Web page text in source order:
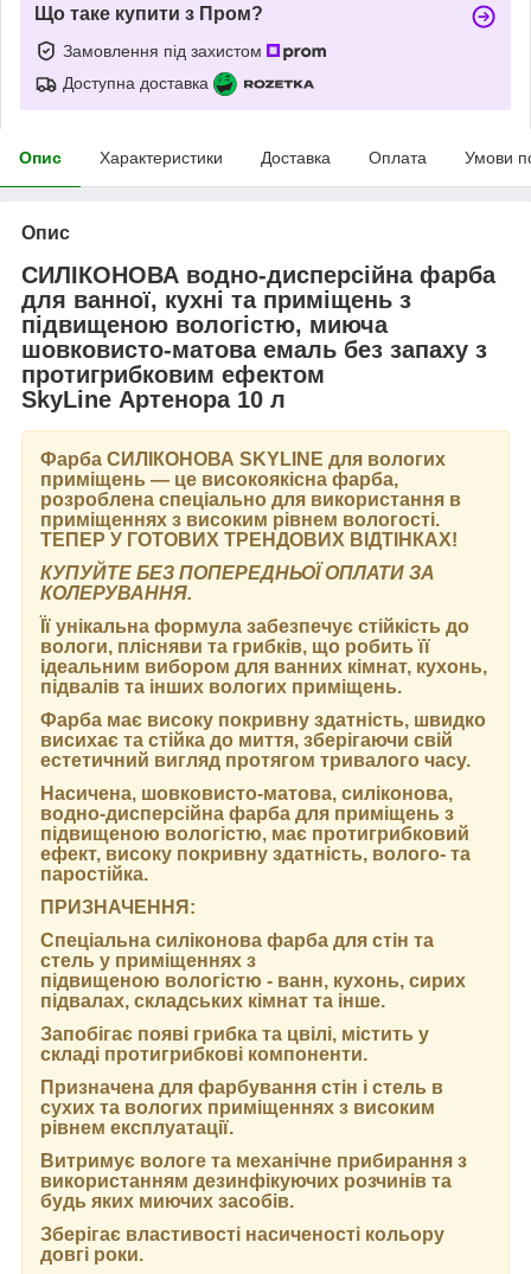
Що таке купити з Пром?
Замовлення під захистом
Доступна доставка
Опис Характеристики Доставка Оплата Умови
Опис
СИЛІКОНОВА водно-дисперсійна фарба
для ванної, кухні та приміщень з
підвищеною вологістю, миюча
шовковисто-матова емаль без запаху з
протигрибковим ефектом
SkyLine Артенора 10 л
Фарба СИЛІКОНОВА SKYLINE для вологих
приміщень — це високоякісна фарба,
розроблена спеціально для використання в
приміщеннях з високим рівнем вологості.
ТЕПЕР У ГОТОВИХ ТРЕНДОВИХ ВІДТІНКАХ!
КУПУЙТЕ БЕЗ ПОПЕРЕДНЬОЇ ОПЛАТИ ЗА
КОЛЕРУВАННЯ.
Її унікальна формула забезпечує стійкість до
вологи, плісняви та грибків, що робить її
ідеальним вибором для ванних кімнат, кухонь,
підвалів та інших вологих приміщень.
Фарба має високу покривну здатність, швидко
висихає та стійка до миття, зберігаючи свій
естетичний вигляд протягом тривалого часу.
Насичена, шовковисто-матова, силіконова,
водно-дисперсійна фарба для приміщень з
підвищеною вологістю, має протигрибковий
ефект, високу покривну здатність, волого- та
паростійка.
ПРИЗНАЧЕННЯ:
Спеціальна силіконова фарба для стін та
стель у приміщеннях з
підвищеною вологістю - ванн, кухонь, сирих
підвалах, складських кімнат та інше.
Запобігає появі грибка та цвілі, містить у
складі протигрибкові компоненти.
Призначена для фарбування стін і стель в
сухих та вологих приміщеннях з високим
рівнем експлуатації.
Витримує вологе та механічне прибирання з
використанням дезинфікуючих розчинів та
будь яких миючих засобів.
Зберігає властивості насиченості кольору
довгі роки.